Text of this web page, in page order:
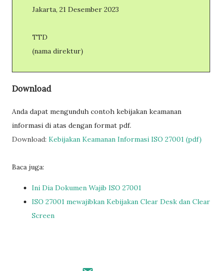
Jakarta, 21 Desember 2023
TTD
(nama direktur)
Download
Anda dapat mengunduh contoh kebijakan keamanan
informasi di atas dengan format pdf.
Download: Kebijakan Keamanan Informasi ISO 27001 (pdf)
Baca juga:
Ini Dia Dokumen Wajib ISO 27001
ISO 27001 mewajibkan Kebijakan Clear Desk dan Clear
Screen